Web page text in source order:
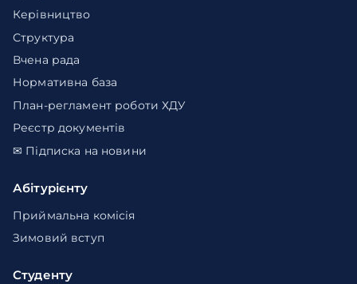
Керівництво
Структура
Вчена рада
Нормативна база
План-регламент роботи ХДУ
Реєстр документів
✉ Підписка на новини
Абітурієнту
Приймальна комісія
Зимовий вступ
Студенту